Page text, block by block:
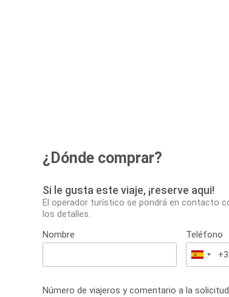
¿Dónde comprar?
Si le gusta este viaje, ¡reserve aqui!
El operador turístico se pondrá en contacto
los detalles.
Nombre
Teléfono
España
+34
Número de viajeros y comentario a la